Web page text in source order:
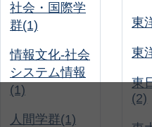
社会・国際学
群(1)
情報文化-社会
システム情報
(1)
人間学群(1)
東
東
東
(2)